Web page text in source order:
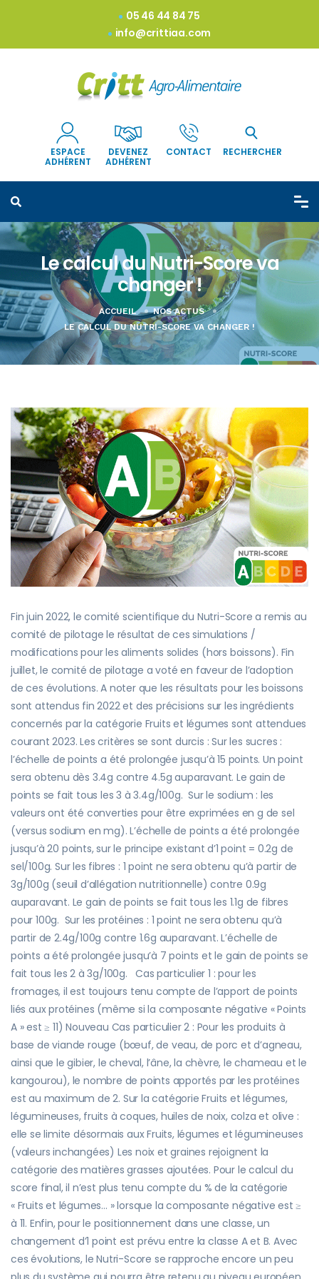
05 46 44 84 75
info@crittiaa.com
ESPACE
ADHÉRENT
DEVENEZ
ADHÉRENT
CONTACT RECHERCHER
Le calcul du Nutri-Score va
changer !
ACCUEIL
NOS ACTUS
LE CALCUL DU NUTRI-SCORE VA CHANGER !
Fin juin 2022, le comité scientifique du Nutri-Score a remis au
comité de pilotage le résultat de ces simulations /
modifications pour les aliments solides (hors boissons). Fin
juillet, le comité de pilotage a voté en faveur de l’adoption
de ces évolutions. A noter que les résultats pour les boissons
sont attendus fin 2022 et des précisions sur les ingrédients
concernés par la catégorie Fruits et légumes sont attendues
courant 2023. Les critères se sont durcis : Sur les sucres :
l’échelle de points a été prolongée jusqu’à 15 points. Un point
sera obtenu dès 3.4g contre 4.5g auparavant. Le gain de
points se fait tous les 3 à 3.4g/100g. Sur le sodium : les
valeurs ont été converties pour être exprimées en g de sel
(versus sodium en mg). L’échelle de points a été prolongée
jusqu’à 20 points, sur le principe existant d’1 point = 0.2g de
sel/100g. Sur les fibres : 1 point ne sera obtenu qu’à partir de
3g/100g (seuil d’allégation nutritionnelle) contre 0.9g
auparavant. Le gain de points se fait tous les 1.1g de fibres
pour 100g. Sur les protéines : 1 point ne sera obtenu qu’à
partir de 2.4g/100g contre 1.6g auparavant. L’échelle de
points a été prolongée jusqu’à 7 points et le gain de points se
fait tous les 2 à 3g/100g. Cas particulier 1 : pour les
fromages, il est toujours tenu compte de l’apport de points
liés aux protéines (même si la composante négative « Points
A » est ≥ 11) Nouveau Cas particulier 2 : Pour les produits à
base de viande rouge (bœuf, de veau, de porc et d’agneau,
ainsi que le gibier, le cheval, l’âne, la chèvre, le chameau et le
kangourou), le nombre de points apportés par les protéines
est au maximum de 2. Sur la catégorie Fruits et légumes,
légumineuses, fruits à coques, huiles de noix, colza et olive :
elle se limite désormais aux Fruits, légumes et légumineuses
(valeurs inchangées) Les noix et graines rejoignent la
catégorie des matières grasses ajoutées. Pour le calcul du
score final, il n’est plus tenu compte du % de la catégorie
« Fruits et légumes… » lorsque la composante négative est ≥
à 11. Enfin, pour le positionnement dans une classe, un
changement d’1 point est prévu entre la classe A et B. Avec
ces évolutions, le Nutri-Score se rapproche encore un peu